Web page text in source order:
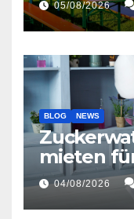
05/08/2026
BLOG NEWS
mieten
04/08/2026